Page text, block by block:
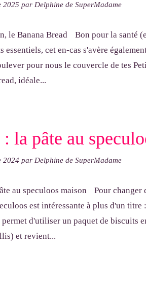
2025 par Delphine de SuperMadame
Bon pour la santé
essentiels, cet en-cas s'avère
pour nous le couvercle de tes
idéale...
la pâte au
2024 par Delphine de SuperMadame
Pour changer
est intéressante à plus d'un
d'utiliser un paquet de biscuits
et revient...